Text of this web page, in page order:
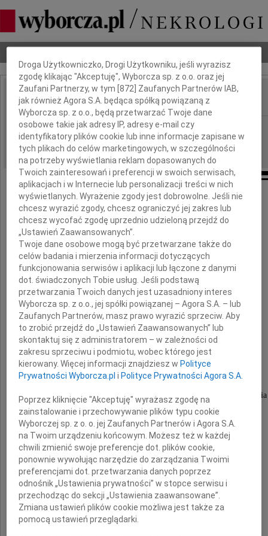
IMIĘ I NAZWISKO:
REGION: Gdańsk
DATA EMISJI: 27.12.2010
Panu
Ireneuszowi Kulka
oraz
Żonie Katarzynie
i
Córkom
składamy
wyrazy głębokiego żalu i szczerego współczucia
z powodu śmierci
Teścia
Zarząd i Pracownicy Energa Obrót SA
Dbamy o Twoją prywatność
Droga Użytkowniczko, Drogi Użytkowniku, jeśli wyrazisz
zgodę klikając "Akceptuję", Wyborcza sp. z o.o. oraz jej
Zaufani Partnerzy, w tym [872 ] Zaufanych Partnerów IAB,
jak również Agora S.A. będąca spółką powiązaną z
Wyborcza sp. z o.o., będą przetwarzać Twoje dane
osobowe takie jak adresy IP, adresy e-mail czy
identyfikatory plików cookie lub inne informacje zapisane w
tych plikach do celów marketingowych, w szczególności
na potrzeby wyświetlania reklam dopasowanych do
Twoich zainteresowań i preferencji w swoich serwisach,
aplikacjach i w Internecie lub personalizacji treści w nich
wyświetlanych. Wyrażenie zgody jest dobrowolne. Jeśli nie
chcesz wyrazić zgody, chcesz ograniczyć jej zakres lub
chcesz wycofać zgodę uprzednio udzieloną przejdź do
„Ustawień Zaawansowanych”.
Twoje dane osobowe mogą być przetwarzane także do
celów badania i mierzenia informacji dotyczących
funkcjonowania serwisów i aplikacji lub łączone z danymi
dot. świadczonych Tobie usług. Jeśli podstawą
przetwarzania Twoich danych jest uzasadniony interes
Wyborcza sp. z o.o., jej spółki powiązanej – Agora S.A. – lub
Zaufanych Partnerów, masz prawo wyrazić sprzeciw. Aby
to zrobić przejdź do „Ustawień Zaawansowanych” lub
skontaktuj się z administratorem – w zależności od
zakresu sprzeciwu i podmiotu, wobec którego jest
kierowany. Więcej informacji znajdziesz w Polityce
Prywatności Wyborcza.pl i Polityce Prywatności Agora S.A.
Poprzez kliknięcie "Akceptuję" wyrażasz zgodę na
zainstalowanie i przechowywanie plików typu cookie
Wyborczej sp. z o. o. jej Zaufanych Partnerów i Agora S.A.
na Twoim urządzeniu końcowym. Możesz też w każdej
chwili zmienić swoje preferencje dot. plików cookie,
ponownie wywołując narzędzie do zarządzania Twoimi
preferencjami dot. przetwarzania danych poprzez
odnośnik „Ustawienia prywatności” w stopce serwisu i
przechodząc do sekcji „Ustawienia zaawansowane”.
Zmiana ustawień plików cookie możliwa jest także za
pomocą ustawień przeglądarki.